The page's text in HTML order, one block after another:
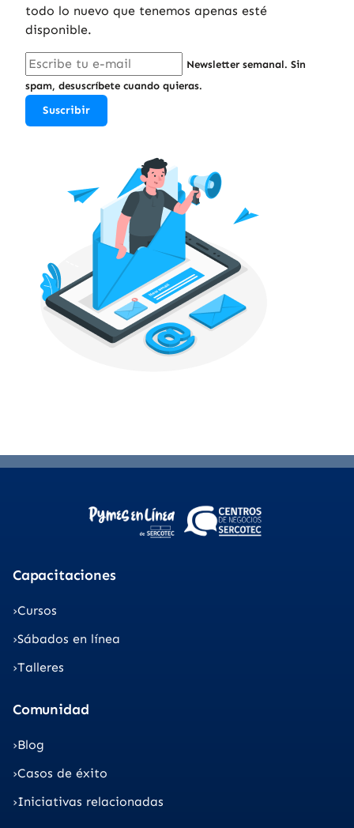
todo lo nuevo que tenemos apenas esté
disponible.
Newsletter semanal. Sin
spam, desuscríbete cuando quieras.
Suscribir
Capacitaciones
Cursos
Sábados en línea
Talleres
Comunidad
Blog
Casos de éxito
Iniciativas relacionadas